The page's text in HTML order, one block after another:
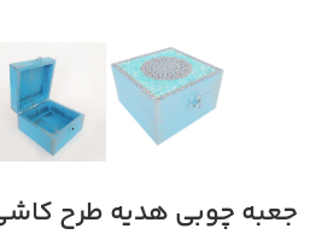
جعبه چوبی هدیه طرح کاشی